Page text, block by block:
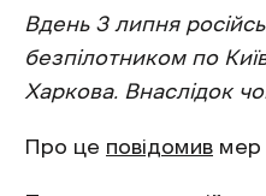
Вдень 3 липня
безпілотником по
Харкова. Внаслідок
Про це повідомив мер